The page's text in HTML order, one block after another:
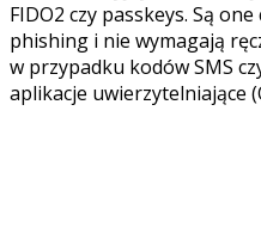
FIDO2 czy passkeys. Są
phishing i nie wymagają
w przypadku kodów SMS
aplikacje uwierzytelniające